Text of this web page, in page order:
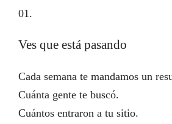
01.
Ves que está pasando
Cada semana te mandamos un
Cuánta gente te buscó.
Cuántos entraron a tu sitio.